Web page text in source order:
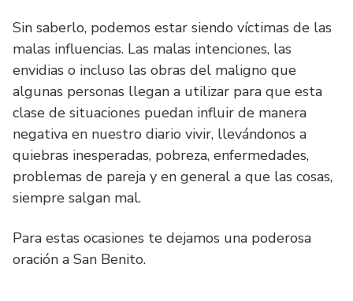
Sin saberlo, podemos estar siendo víctimas de las
malas influencias. Las malas intenciones, las
envidias o incluso las obras del maligno que
algunas personas llegan a utilizar para que esta
clase de situaciones puedan influir de manera
negativa en nuestro diario vivir, llevándonos a
quiebras inesperadas, pobreza, enfermedades,
problemas de pareja y en general a que las cosas,
siempre salgan mal.
Para estas ocasiones te dejamos una poderosa
oración a San Benito.